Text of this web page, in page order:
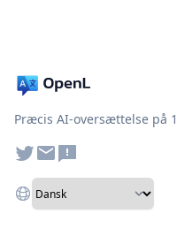
Præcis AI-oversættelse på